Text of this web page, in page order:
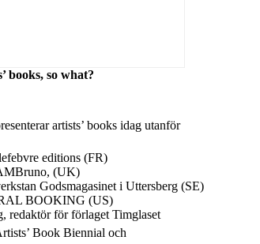
books, so what?
artists’ books idag utanför
editions (FR)
(UK)
Godsmagasinet i Uttersberg (SE)
BOOKING (US)
redaktör för förlaget Timglaset
Book Biennial och